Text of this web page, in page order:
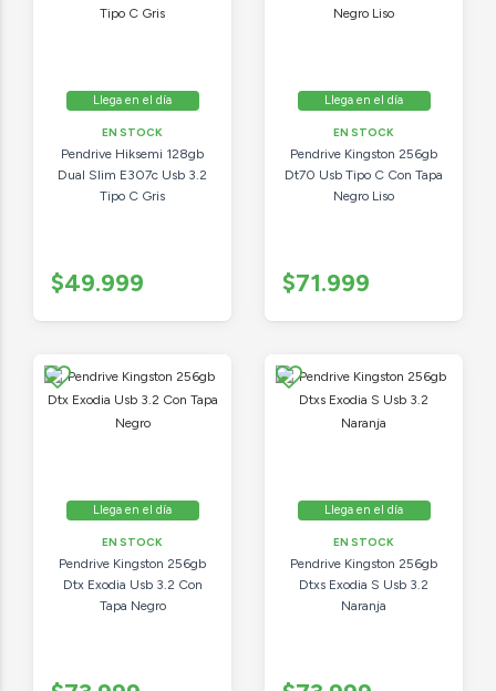
Llega en el día
EN STOCK
Pendrive Hiksemi 128gb
Dual Slim E307c Usb 3.2
Tipo C Gris
$49.999
Llega en el día
EN STOCK
Pendrive Kingston 256gb
Dt70 Usb Tipo C Con Tapa
Negro Liso
$71.999
Llega en el día
EN STOCK
Pendrive Kingston 256gb
Dtx Exodia Usb 3.2 Con
Tapa Negro
Llega en el día
EN STOCK
Pendrive Kingston 256gb
Dtxs Exodia S Usb 3.2
Naranja